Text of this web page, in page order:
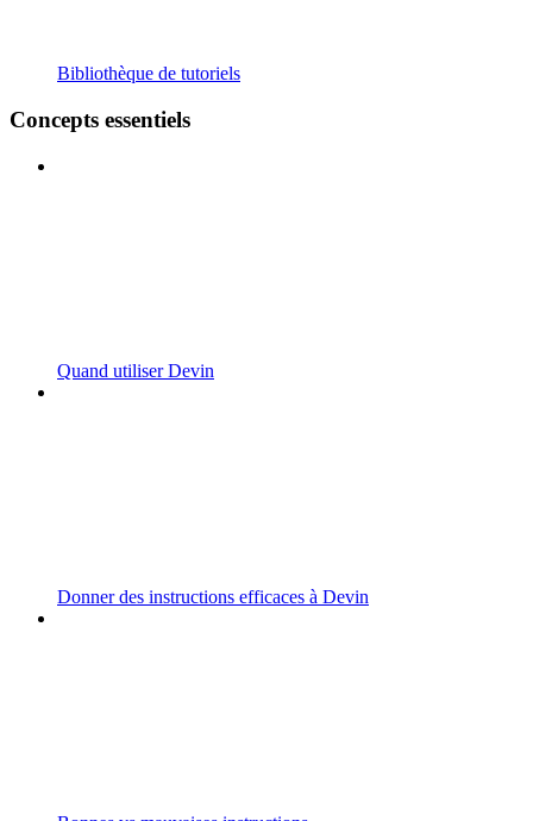
Bibliothèque de tutoriels
Concepts essentiels
Quand utiliser Devin
Donner des instructions efficaces à Devin